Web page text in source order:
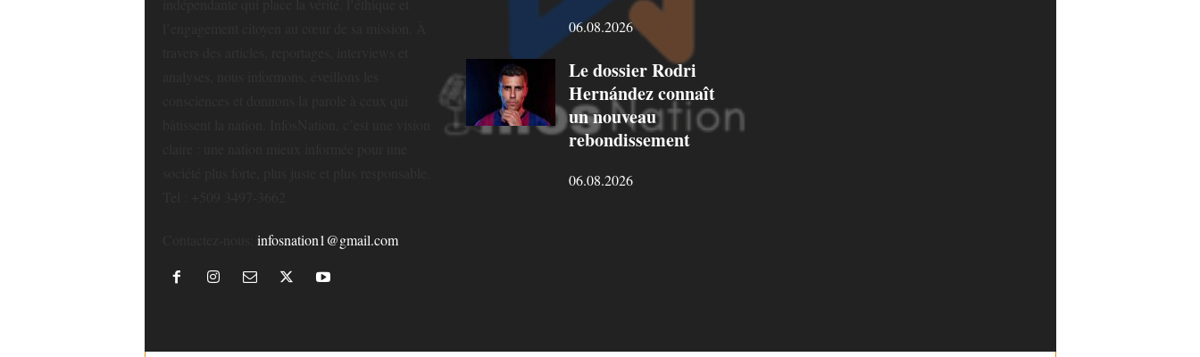
infosnation1@gmail.com
06.08.2026
Le dossier Rodri
Hernández connaît
un nouveau
rebondissement
06.08.2026